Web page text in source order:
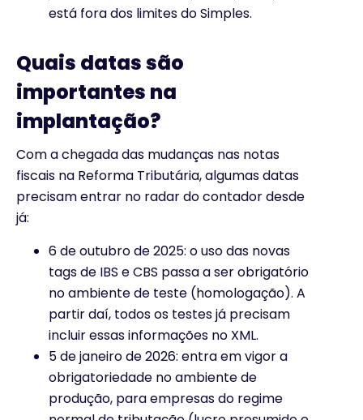
está fora dos limites do Simples.
Quais datas são
importantes na
implantação?
Com a chegada das mudanças nas notas
fiscais na Reforma Tributária, algumas datas
precisam entrar no radar do contador desde
já:
6 de outubro de 2025: o uso das novas
tags de IBS e CBS passa a ser obrigatório
no ambiente de teste (homologação). A
partir daí, todos os testes já precisam
incluir essas informações no XML.
5 de janeiro de 2026: entra em vigor a
obrigatoriedade no ambiente de
produção, para empresas do regime